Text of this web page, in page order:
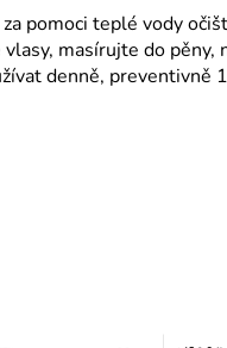
pomoci teplé vody
vlasy, masírujte do
denně, preventivně